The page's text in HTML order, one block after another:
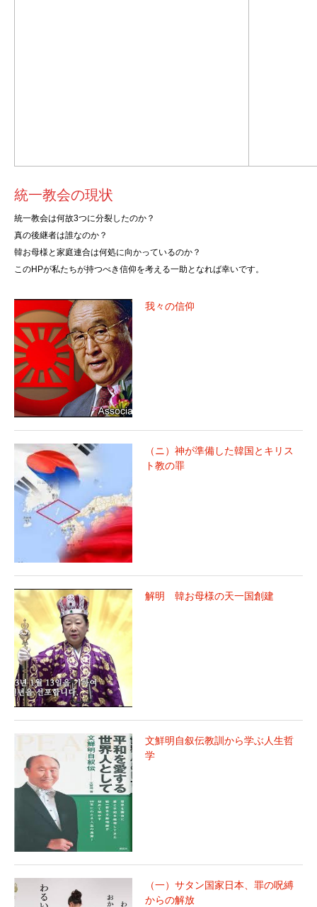
統一教会の現状
統一教会は何故3つに分裂したのか？
真の後継者は誰なのか？
韓お母様と家庭連合は何処に向かっているのか？
このHPが私たちが持つべき信仰を考える一助となれば幸いです。
我々の信仰
（ニ）神が準備した韓国とキリス
ト教の罪
解明 韓お母様の天一国創建
文鮮明自叙伝教訓から学ぶ人生哲
学
（一）サタン国家日本、罪の呪縛
からの解放